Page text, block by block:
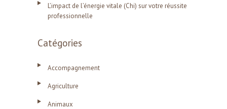
L’impact de l’énergie vitale (Chi) sur votre réussite
professionnelle
Catégories
Accompagnement
Agriculture
Animaux